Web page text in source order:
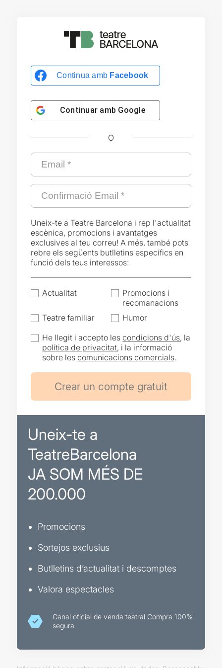
Continua amb Facebook
Continuar amb Google
O
Uneix-te a Teatre Barcelona i rep l'actualitat
escènica, promocions i avantatges
exclusives al teu correu! A més, també pots
rebre els següents butlletins específics en
funció dels teus interessos:
Actualitat
Promocions i
recomanacions
Teatre familiar
Humor
He llegit i accepto lescondicions d'ús, la
política de privacitat, i la informació
sobre lescomunicacions comercials.
Uneix-te a
TeatreBarcelona
JA SOM MÉS DE
200.000
Promocions
Sortejos exclusius
Butlletins d’actualitat i descomptes
Valora espectacles
Canal oficial de venda teatral Compra 100%
segura